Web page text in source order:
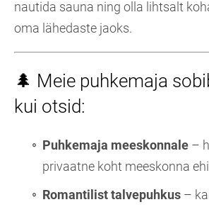
nautida sauna ning olla lihtsalt
oma lähedaste jaoks.
🌲 Meie puhkemaja
kui otsid:
Puhkemaja meeskonnale –
privaatne koht meeskonna
Romantilist talvepuhkus –